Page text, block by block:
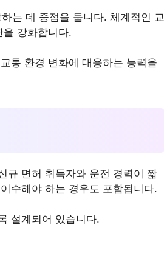
는 데 중점을 둡니다. 체계적인 교
강화합니다.
통 환경 변화에 대응하는 능력을
규 면허 취득자와 운전 경력이 짧
수해야 하는 경우도 포함됩니다.
설계되어 있습니다.